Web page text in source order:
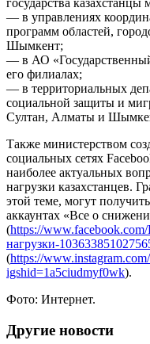
государства казахстанцы
— в управлениях
программ областей,
Шымкент;
— в АО
его филиалах;
— в территориальных
социальной защиты и
Султан, Алматы и
Также министерством
социальных сетях
наиболее актуальных
нагрузки казахстанцев.
этой теме, могут
аккаунтах «Все о
(https://
нагрузки-
(https://
igshid=1a5ciudmyf0wk).
Фото: Интернет.
Другие новости